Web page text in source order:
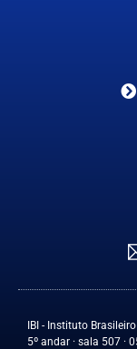
IBI - Instituto
5º andar · sala 507 ·